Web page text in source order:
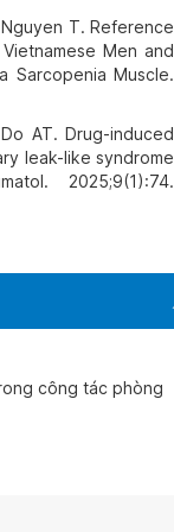
công tác phòng
T. Reference
Men and
Sarcopenia Muscle.
AT. Drug-induced
leak-like syndrome
2025;9(1):74.